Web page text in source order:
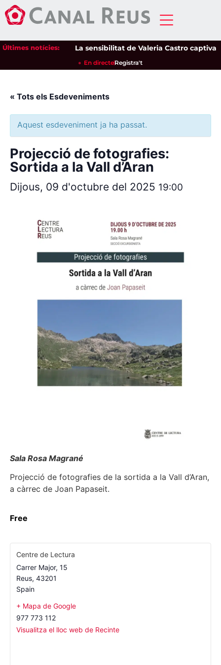
Últimes notícies: La sensibilitat de Valeria Castro captiva
En directeRegistra't
« Tots els Esdeveniments
Aquest esdeveniment ja ha passat.
Projecció de fotografies:
Sortida a la Vall d’Aran
Dijous, 09 d'octubre del 2025 19:00
Sala Rosa Magrané
Projecció de fotografies de la sortida a la Vall d’Aran,
a càrrec de Joan Papaseit.
Free
Centre de Lectura
Carrer Major, 15
Reus, 43201
Spain
+ Mapa de Google
977 773 112
Visualitza el lloc web de Recinte